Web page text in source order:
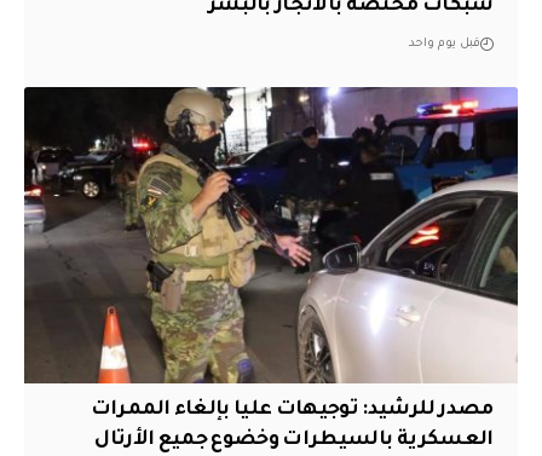
شبكات مختصة بالاتجار بالبشر
قبل يوم واحد
مصدر للرشيد: توجيهات عليا بإلغاء الممرات
العسكرية بالسيطرات وخضوع جميع الأرتال